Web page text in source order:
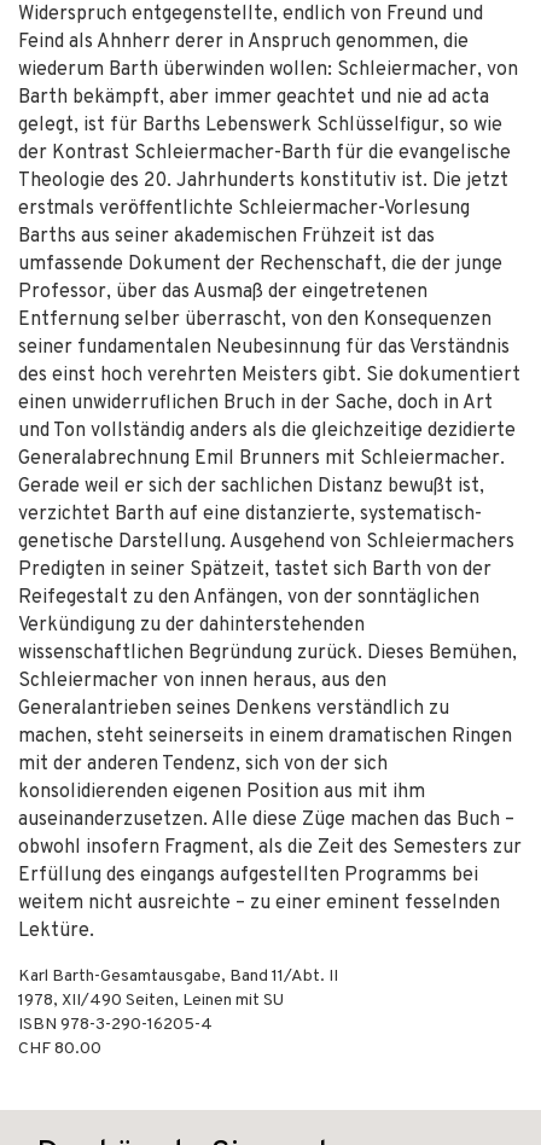
Widerspruch entgegenstellte, endlich von Freund und
Feind als Ahnherr derer in Anspruch genommen, die
wiederum Barth überwinden wollen: Schleiermacher, von
Barth bekämpft, aber immer geachtet und nie ad acta
gelegt, ist für Barths Lebenswerk Schlüsselfigur, so wie
der Kontrast Schleiermacher-Barth für die evangelische
Theologie des 20. Jahrhunderts konstitutiv ist. Die jetzt
erstmals veröffentlichte Schleiermacher-Vorlesung
Barths aus seiner akademischen Frühzeit ist das
umfassende Dokument der Rechenschaft, die der junge
Professor, über das Ausmaß der eingetretenen
Entfernung selber überrascht, von den Konsequenzen
seiner fundamentalen Neubesinnung für das Verständnis
des einst hoch verehrten Meisters gibt. Sie dokumentiert
einen unwiderruflichen Bruch in der Sache, doch in Art
und Ton vollständig anders als die gleichzeitige dezidierte
Generalabrechnung Emil Brunners mit Schleiermacher.
Gerade weil er sich der sachlichen Distanz bewußt ist,
verzichtet Barth auf eine distanzierte, systematisch-
genetische Darstellung. Ausgehend von Schleiermachers
Predigten in seiner Spätzeit, tastet sich Barth von der
Reifegestalt zu den Anfängen, von der sonntäglichen
Verkündigung zu der dahinterstehenden
wissenschaftlichen Begründung zurück. Dieses Bemühen,
Schleiermacher von innen heraus, aus den
Generalantrieben seines Denkens verständlich zu
machen, steht seinerseits in einem dramatischen Ringen
mit der anderen Tendenz, sich von der sich
konsolidierenden eigenen Position aus mit ihm
auseinanderzusetzen. Alle diese Züge machen das Buch –
obwohl insofern Fragment, als die Zeit des Semesters zur
Erfüllung des eingangs aufgestellten Programms bei
weitem nicht ausreichte – zu einer eminent fesselnden
Lektüre.
Karl Barth-Gesamtausgabe, Band 11/Abt. II
1978, XII/490 Seiten, Leinen mit SU
ISBN 978-3-290-16205-4
CHF 80.00